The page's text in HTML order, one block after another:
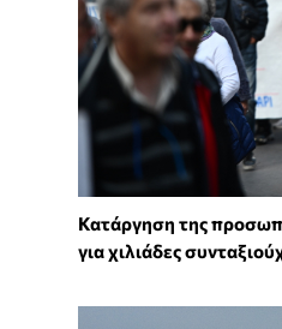
Κατάργηση της
για χιλιάδες